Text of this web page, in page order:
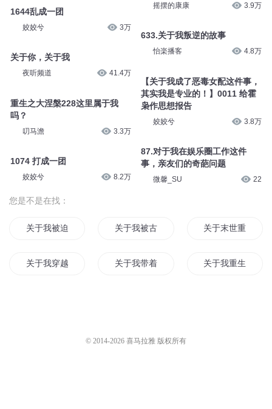
1644乱成一团
姣姣兮 3万
关于你，关于我
夜听频道 41.4万
重生之大涅槃228这里属于我
吗？
叨马澹 3.3万
1074 打成一团
姣姣兮 8.2万
摇摆的康康 3.9万
633.关于我叛逆的故事
怡楽播客 4.8万
【关于我成了恶毒女配这件事，
其实我是专业的！】0011 给霍
枭作思想报告
姣姣兮 3.8万
87.对于我在娱乐圈工作这件
事，亲友们的奇葩问题
微馨_SU 22
您是不是在找：
关于我被迫当女仆的那件事关于我被古神缠上这件破事关于末世重生这
关于我穿越到异界变成女人这件事关于我带着手游穿越这件事关于我重生到十
© 2014-2026 喜马拉雅 版权所有